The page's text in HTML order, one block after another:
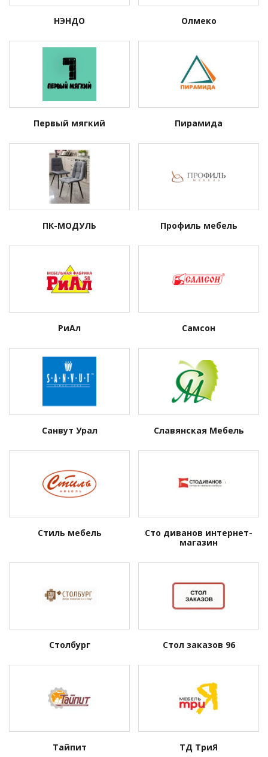
НЭНДО Олмеко
Первый мягкий Пирамида
ПК-МОДУЛЬ Профиль мебель
РиАл Самсон
Санвут Урал Славянская Мебель
Стиль мебель
Сто диванов интернет-
магазин
Столбург Стол заказов 96
Тайпит ТД ТриЯ